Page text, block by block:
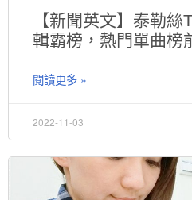
【新聞英文】泰勒
輯霸榜，熱門單曲榜
閱讀更多 »
2022-11-03